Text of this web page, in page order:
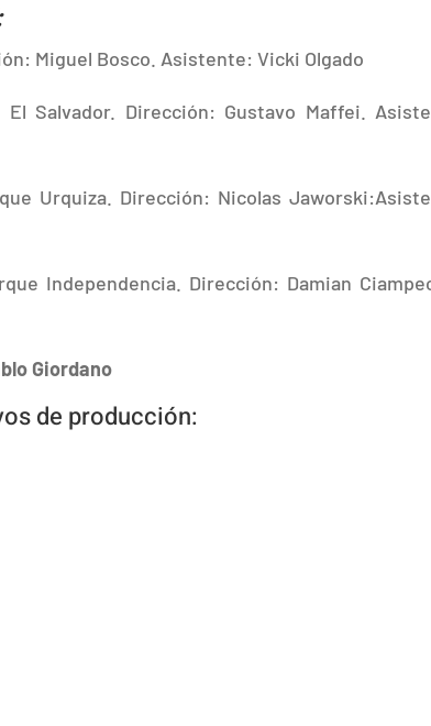
Miguel Bosco. Asistente: Vicki Olgado
Salvador. Dirección: Gustavo Maffei.
Urquiza. Dirección: Nicolas
Independencia. Dirección: Damian
Giordano
de producción: